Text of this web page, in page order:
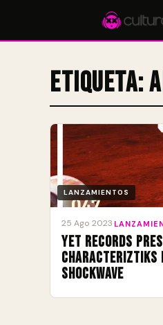
Accesos rápidos:
Etiqueta:
LANZAMIENTOS
25 Ago 2023
Yet Records
Characteriztiks
Shockwave